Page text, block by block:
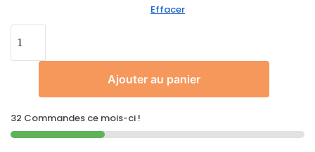
Effacer
Ajouter au panier
32 Commandes ce mois-ci !